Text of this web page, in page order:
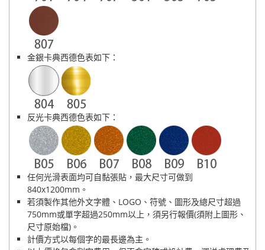
金銀卡典西德色表如下：
反光卡典西德色表如下：
任何光滑表面均可自黏張貼，最大尺寸可做到
840x1200mm。
若須製作其他外文字體、LOGO、符號、圖形及總尺寸超過
750mm或單字超過250mm以上，須另行報價(須附上圖形、
尺寸原始檔)。
計價方式以每個字的最長邊為主。